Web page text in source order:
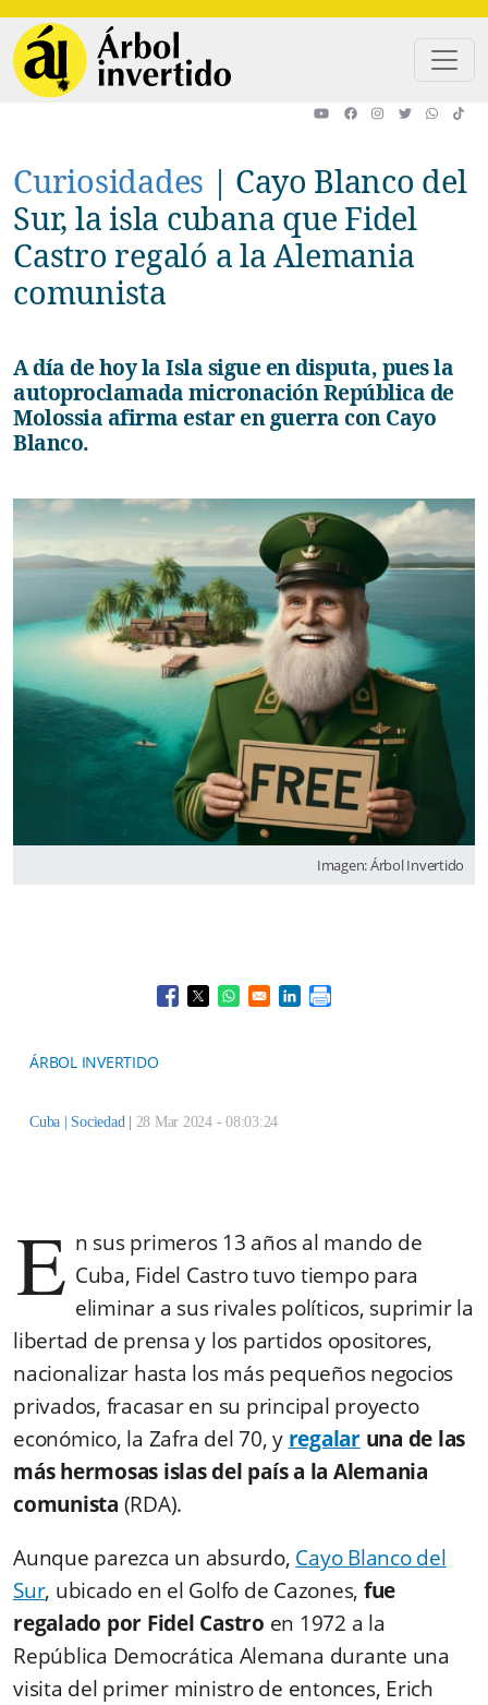
Curiosidades | Cayo Blanco del
Sur, la isla cubana que Fidel
Castro regaló a la Alemania
comunista
A día de hoy la Isla sigue en disputa, pues la
autoproclamada micronación República de
Molossia afirma estar en guerra con Cayo
Blanco.
Imagen: Árbol Invertido
Opens in a new window
Opens in a new window
Opens in a new window
Opens in a new window
ÁRBOL INVERTIDO
Sociedad 28 Mar 2024 - 08:03:24
E n sus primeros 13 años al mando de
Cuba, Fidel Castro tuvo tiempo para
eliminar a sus rivales políticos, suprimir la
libertad de prensa y los partidos opositores,
nacionalizar hasta los más pequeños negocios
privados, fracasar en su principal proyecto
económico, la Zafra del 70, y regalaruna de las
más hermosas islas del país a la Alemania
comunista (RDA).
Aunque parezca un absurdo, Cayo Blanco del
Sur, ubicado en el Golfo de Cazones, fue
regalado por Fidel Castro en 1972 a la
República Democrática Alemana durante una
visita del primer ministro de entonces, Erich